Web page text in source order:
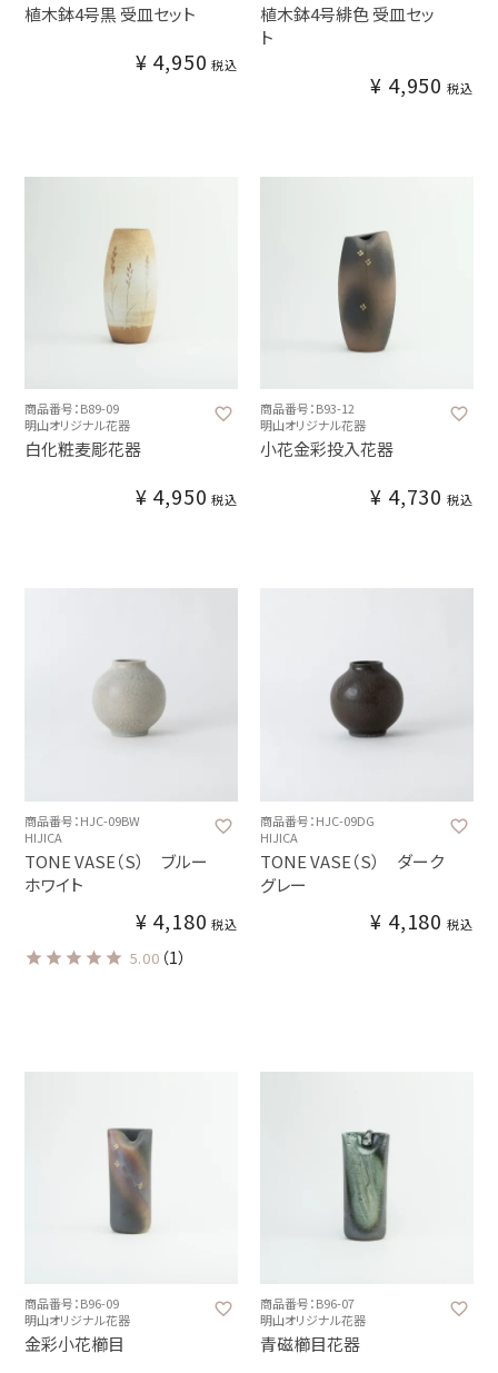
植木鉢4号黒 受皿セット
¥ 4,950 税込
植木鉢4号緋色 受皿セッ
ト
¥ 4,950 税込
商品番号：B89-09
明山オリジナル花器
白化粧麦彫花器
¥ 4,950 税込
商品番号：B93-12
明山オリジナル花器
小花金彩投入花器
¥ 4,730 税込
商品番号：HJC-09BW
HIJICA
TONE VASE（S） ブルー
ホワイト
¥ 4,180 税込
5.00 （1）
商品番号：HJC-09DG
HIJICA
TONE VASE（S） ダーク
グレー
¥ 4,180 税込
商品番号：B96-09
明山オリジナル花器
金彩小花櫛目
商品番号：B96-07
明山オリジナル花器
青磁櫛目花器